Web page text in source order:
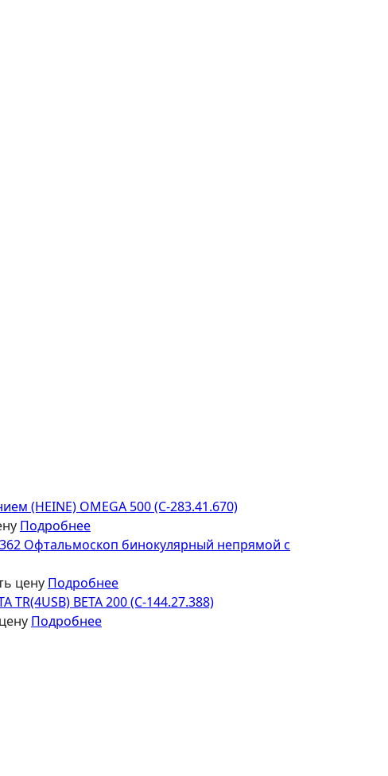
OMEGA 500 (С-283.41.670)
Подробнее
Офтальмоскоп бинокулярный непрямой с
цену Подробнее
BETA 200 (C-144.27.388)
Подробнее